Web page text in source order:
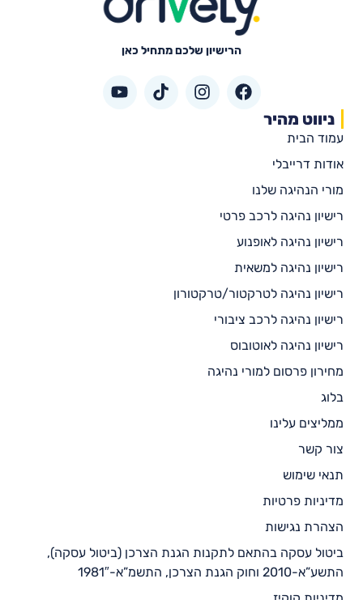
הרישיון שלכם מתחיל כאן
ניווט מהיר
עמוד הבית
אודות דרייבלי
מורי הנהיגה שלנו
רישיון נהיגה לרכב פרטי
רישיון נהיגה לאופנוע
רישיון נהיגה למשאית
רישיון נהיגה לטרקטור/טרקטורון
רישיון נהיגה לרכב ציבורי
רישיון נהיגה לאוטובוס
מחירון פרסום למורי נהיגה
בלוג
ממליצים עלינו
צור קשר
תנאי שימוש
מדיניות פרטיות
הצהרת נגישות
ביטול עסקה בהתאם לתקנות הגנת הצרכן (ביטול עסקה),
התשע”א-2010 וחוק הגנת הצרכן, התשמ”א-1981″